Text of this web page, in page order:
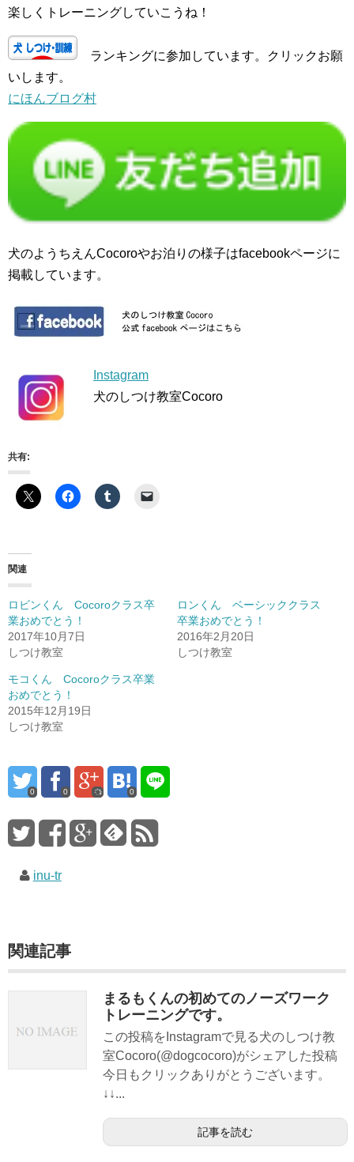
楽しくトレーニングしていこうね！
ランキングに参加しています。クリックお願
いします。
にほんブログ村
犬のようちえんCocoroやお泊りの様子はfacebookページに
掲載しています。
Instagram
犬のしつけ教室Cocoro
共有:
関連
ロビンくん Cocoroクラス卒
業おめでとう！
2017年10月7日
しつけ教室
ロンくん ベーシッククラス
卒業おめでとう！
2016年2月20日
しつけ教室
モコくん Cocoroクラス卒業
おめでとう！
2015年12月19日
しつけ教室
0 0 0
inu-tr
関連記事
まるもくんの初めてのノーズワーク
トレーニングです。
この投稿をInstagramで見る犬のしつけ教
室Cocoro(@dogcocoro)がシェアした投稿
今日もクリックありがとうございます。
↓↓...
記事を読む